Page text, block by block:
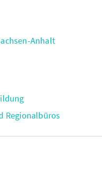
Anhalt
Regionalbüros